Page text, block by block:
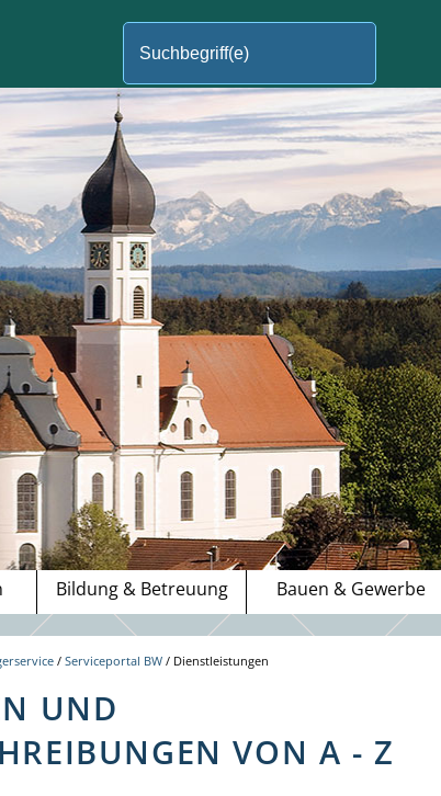
Bildung & Betreuung Bauen & Gewerbe
/Serviceportal BW / Dienstleistungen
UND
VON A - Z